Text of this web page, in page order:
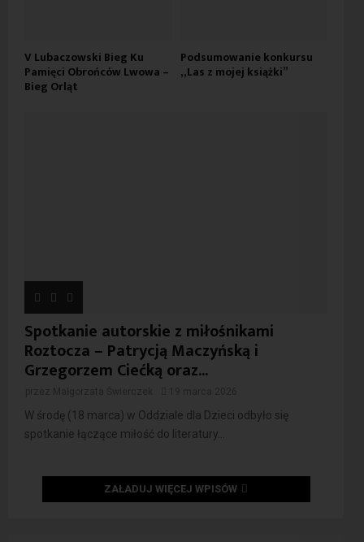
V Lubaczowski Bieg Ku
Pamięci Obrońców Lwowa –
Bieg Orląt
Podsumowanie konkursu
„Las z mojej książki”
Spotkanie autorskie z miłośnikami
Roztocza – Patrycją Maczyńską i
Grzegorzem Ciećką oraz...
W środę (18 marca) w Oddziale dla Dzieci odbyło się
spotkanie łączące miłość do literatury...
ZAŁADUJ WIĘCEJ WPISÓW